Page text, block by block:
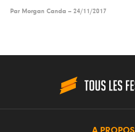
Par Morgan Canda -- 24/11/2017